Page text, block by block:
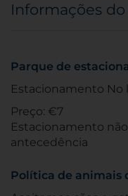
Informações
Parque de
Estacionamento No
Preço: €7
Estacionamento
antecedência
Política de animais